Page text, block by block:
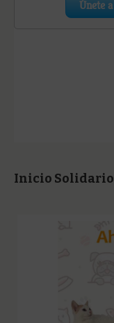
Inicio Solidario